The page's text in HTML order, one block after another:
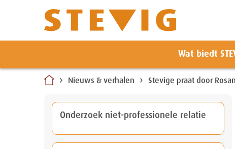
Wat biedt
Nieuws & verhalen Stevige praat door
Onderzoek niet-professionele relatie